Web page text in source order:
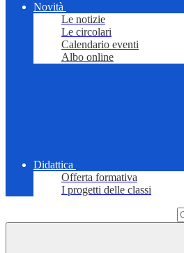
Novità
Le notizie
Le circolari
Calendario eventi
Albo online
Didattica
Offerta formativa
I progetti delle classi